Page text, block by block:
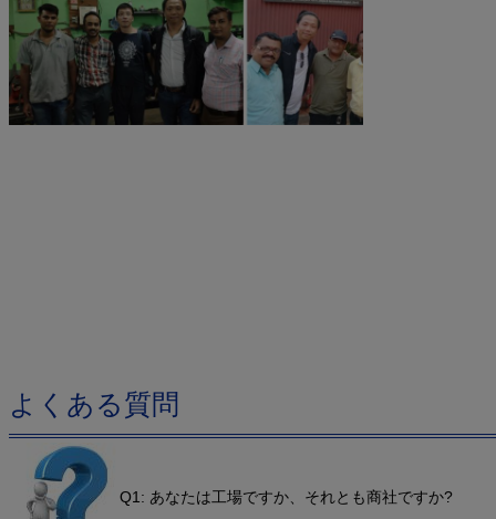
よくある質問
Q1: あなたは工場ですか、それとも商社ですか?